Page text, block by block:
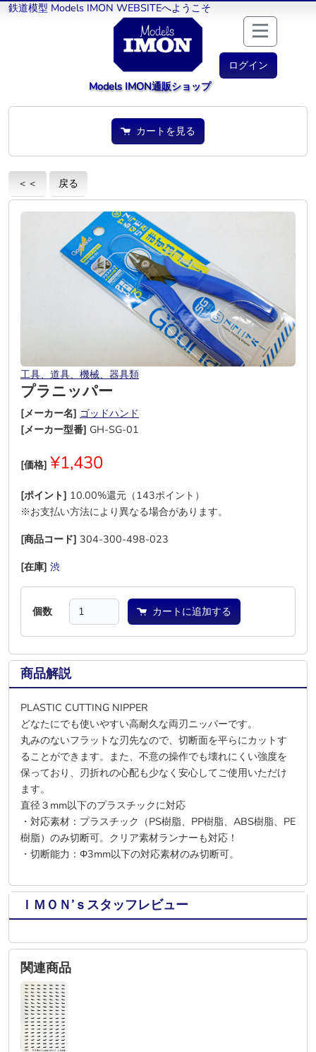
鉄道模型 Models IMON WEBSITEへようこそ
ログイン
Models IMON通販ショップ
カートを見る
＜＜ 戻る
工具、道具、機械、器具類
プラニッパー
[メーカー名] ゴッドハンド
[メーカー型番] GH-SG-01
[価格] ¥1,430
[ポイント] 10.00%還元（143ポイント）
※お支払い方法により異なる場合があります。
[商品コード] 304-300-498-023
[在庫] 渋
個数 カートに追加する
商品解説
PLASTIC CUTTING NIPPER
どなたにでも使いやすい高耐久な両刃ニッパーです。
丸みのないフラットな刃先なので、切断面を平らにカットす
ることができます。また、不意の操作でも壊れにくい強度を
保っており、刃折れの心配も少なく安心してご使用いただけ
ます。
直径３mm以下のプラスチックに対応
・対応素材：プラスチック（PS樹脂、PP樹脂、ABS樹脂、PE
樹脂）のみ切断可。クリア素材ランナーも対応！
・切断能力：Φ3mm以下の対応素材のみ切断可。
ＩＭＯＮ’ｓスタッフレビュー
関連商品